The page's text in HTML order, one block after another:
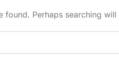
found. Perhaps searching